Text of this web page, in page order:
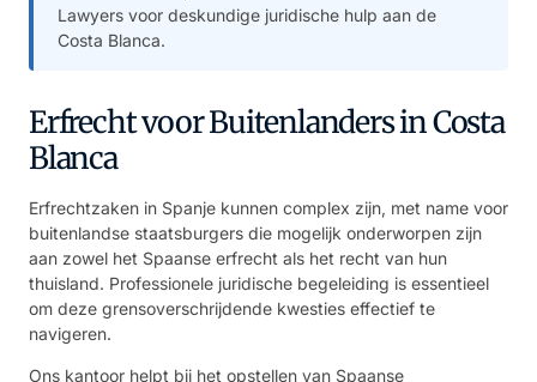
Lawyers voor deskundige juridische hulp aan de
Costa Blanca.
Erfrecht voor Buitenlanders in Costa
Blanca
Erfrechtzaken in Spanje kunnen complex zijn, met name voor
buitenlandse staatsburgers die mogelijk onderworpen zijn
aan zowel het Spaanse erfrecht als het recht van hun
thuisland. Professionele juridische begeleiding is essentieel
om deze grensoverschrijdende kwesties effectief te
navigeren.
Ons kantoor helpt bij het opstellen van Spaanse